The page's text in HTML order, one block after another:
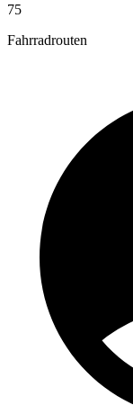
75
Fahrradrouten